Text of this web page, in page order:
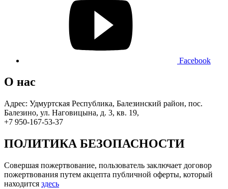
Facebook
О нас
Адрес: Удмуртская Республика, Балезинский район, пос.
Балезино, ул. Наговицына, д. 3, кв. 19,
+7 950-167-53-37
ПОЛИТИКА БЕЗОПАСНОСТИ
Совершая пожертвование, пользователь заключает договор
пожертвования путем акцепта публичной оферты, который
находится здесь